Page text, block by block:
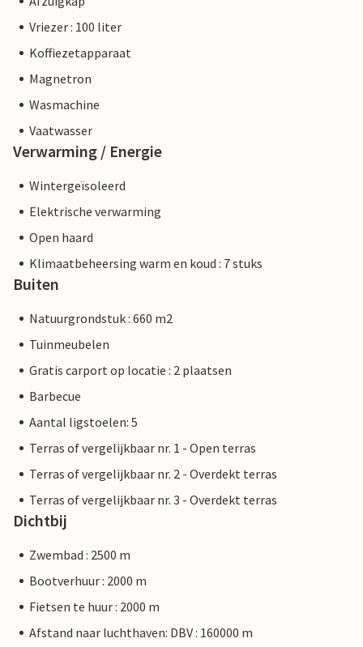
Vriezer : 100 liter
Koffiezetapparaat
Magnetron
Wasmachine
Vaatwasser
Verwarming / Energie
Wintergeïsoleerd
Elektrische verwarming
Open haard
Klimaatbeheersing warm en koud : 7 stuks
Buiten
Natuurgrondstuk : 660 m2
Tuinmeubelen
Gratis carport op locatie : 2 plaatsen
Barbecue
Aantal ligstoelen: 5
Terras of vergelijkbaar nr. 1 - Open terras
Terras of vergelijkbaar nr. 2 - Overdekt terras
Terras of vergelijkbaar nr. 3 - Overdekt terras
Dichtbij
Zwembad : 2500 m
Bootverhuur : 2000 m
Fietsen te huur : 2000 m
Afstand naar luchthaven: DBV : 160000 m